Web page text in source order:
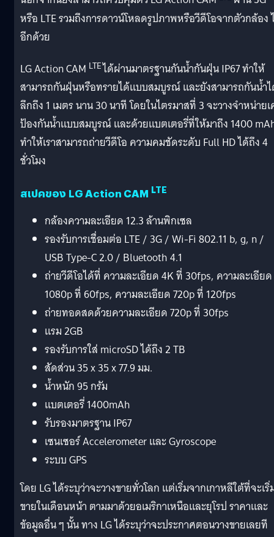
หรือ LTE รวมถึงการดาวน์โหลดรูปภาพหรือวีดีโอจากตัวกล้อง
อีกด้วย
LG Action CAM LTEได้ผ่านมาตรฐานกันน้ำกันฝุ่น IP67 ทำให้
สามารถกันฝุ่นหรือทรายได้แบบสมบูรณ์ และยังสามารถกันน้ำ
ลึกถึง 1 เมตร นาน 30 นาที โดยในไตรมาสที่ 3 จะวางจำหน่าย
ป้องกันน้ำแบบสมบูรณ์ และด้วยแบตเตอรี่ที่ให้มาถึง 1400
ทำให้เราสามารถถ่ายวีดีโอ ความคมชัดระดับ Full HD ได้ถึง 4
ชั่วโมง
สเปคของ LG Action CAM LTE
กล้องความละเอียด 12.3 ล้านพิกเซล
รองรับการเชื่อมต่อ LTE / 3G / Wi-Fi 802.11 b, g, n /
USB Type-C 2.0 / Bluetooth 4.1
ถ่ายวีดีโอได้ที่ ความละเอียด 4K ที่ 30fps, ความละเอียด
1080p ที่ 60fps, ความละเอียด 720p ที่ 120fps
ถ่ายทอดสดด้วยความละเอียด 720p ที่ 30fps
แรม 2GB
รองรับการใส่ microSD ได้ถึง 2 TB
สัดส่วน 35 x 35 x 77.9 มม.
น้ำหนัก 95 กรัม
แบตเตอรี่ 1400mAh
รับรองมาตรฐาน IP67
เซนเซอร์ Accelerometer และ Gyroscope
ระบบ GPS
โดย LG ได้ระบุว่าจะวางขายทั่วโลก แต่เริ่มจากเกาหลีใต้ที่จะเริ่
ขายในเดือนหน้า ตามมาด้วยอเมริกาเหนือและยุโรป ราคาและ
ข้อมูลอื่น ๆ นั้น ทาง LG ได้ระบุว่าจะประกาศตอนวางขายเลยที